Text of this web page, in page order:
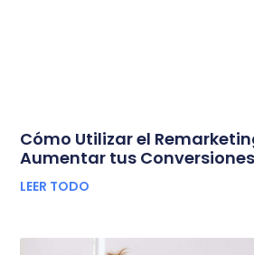
Cómo Utilizar el
Aumentar tus Conversiones
LEER TODO